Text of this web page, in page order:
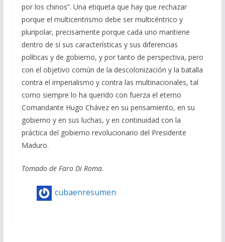
por los chinos”. Una etiqueta que hay que rechazar
porque el multicentrismo debe ser multicéntrico y
pluripolar, precisamente porque cada uno mantiene
dentro de sí sus características y sus diferencias
políticas y de gobierno, y por tanto de perspectiva, pero
con el objetivo común de la descolonización y la batalla
contra el imperialismo y contra las multinacionales, tal
como siempre lo ha querido con fuerza el eterno
Comandante Hugo Chávez en su pensamiento, en su
gobierno y en sus luchas, y en continuidad con la
práctica del gobierno revolucionario del Presidente
Maduro.
Tomado de Faro Di Roma.
cubaenresumen